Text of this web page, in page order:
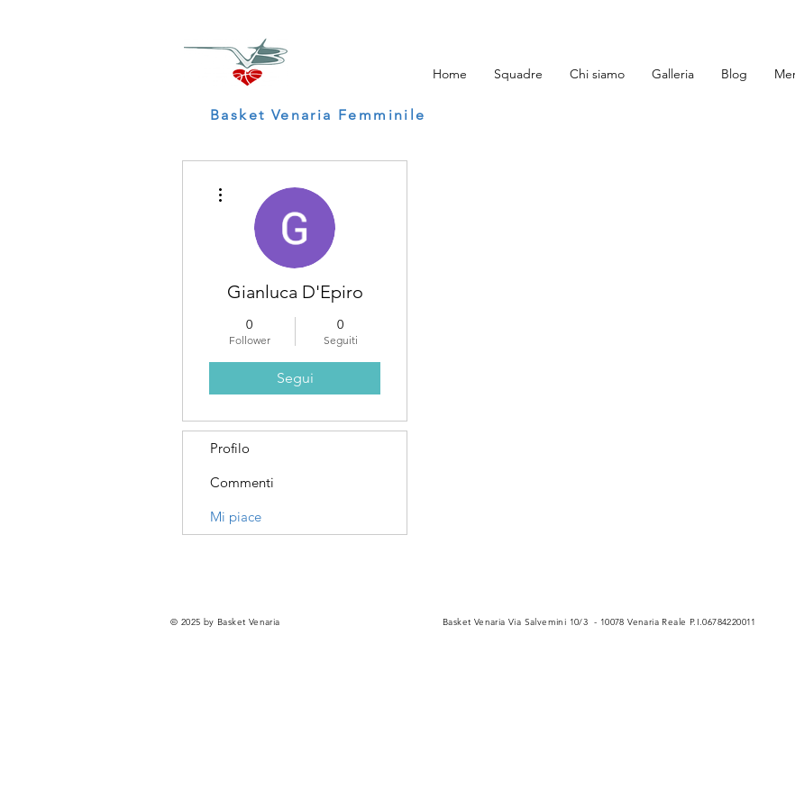
Home Squadre Chi siamo Galleria Blog
Basket Venaria Femminile
Gianluca D'Epiro
0
Follower
0
Seguiti
Segui
Profilo
Commenti
Mi piace
© 2025 by Basket Venaria Basket Venaria Via Salvemini 10/3 - 10078 Venaria Reale P.I.06784220011